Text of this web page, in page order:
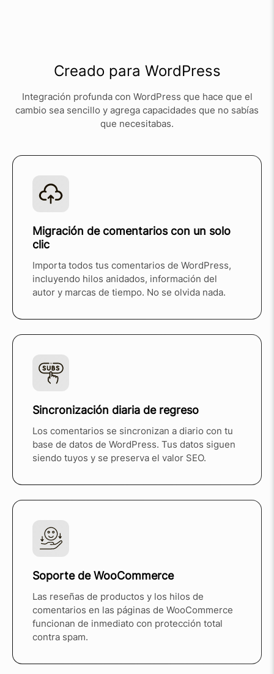
Creado para WordPress
Integración profunda con WordPress que hace que el
cambio sea sencillo y agrega capacidades que no sabías
que necesitabas.
Migración de comentarios con un solo
clic
Importa todos tus comentarios de WordPress,
incluyendo hilos anidados, información del
autor y marcas de tiempo. No se olvida nada.
Sincronización diaria de regreso
Los comentarios se sincronizan a diario con tu
base de datos de WordPress. Tus datos siguen
siendo tuyos y se preserva el valor SEO.
Soporte de WooCommerce
Las reseñas de productos y los hilos de
comentarios en las páginas de WooCommerce
funcionan de inmediato con protección total
contra spam.